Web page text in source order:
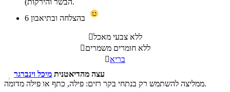
6
ללא צבעי מאכל
ללא חומרים משמרים
בריא
עצה מהדיאטנית מיכל וינברגר
ממליצה להשתמש רק בנתחי בקר רזים: פילה, כתף או פילה מדומה.